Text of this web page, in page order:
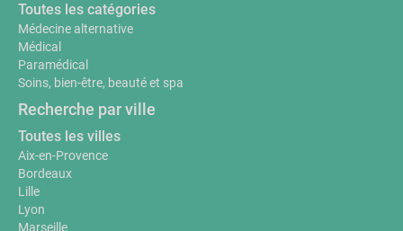
Toutes les catégories
Médecine alternative
Médical
Paramédical
Soins, bien-être, beauté et spa
Recherche par ville
Toutes les villes
Aix-en-Provence
Bordeaux
Lille
Lyon
Marseille